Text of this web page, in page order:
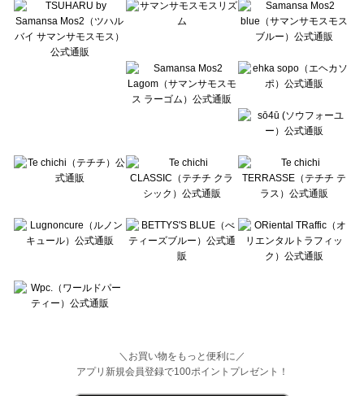
Lugnoncure（ルノンキュール）のアウター一覧
BETTY'S BLUE（べティーズブルー）のアウター一覧
Wpc.（ワールドパーティー）のアウター一覧
＼お買い物をもっと便利に／
アプリ新規会員登録で100ポイントプレゼント！